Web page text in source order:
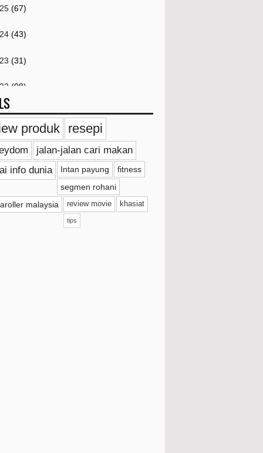
(67)
(43)
(31)
(98)
(259)
(18)
(20)
produk resepi
jalan-jalan cari makan
info dunia
Intan payung
fitness
segmen rohani
malaysia
review movie khasiat
tips